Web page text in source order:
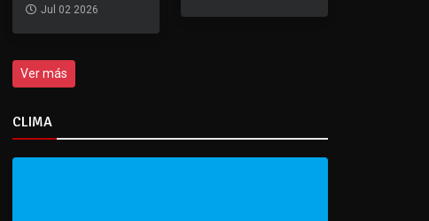
Jul 02 2026
Ver más
CLIMA